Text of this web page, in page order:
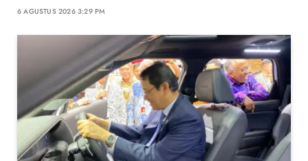
6 AGUSTUS 2026 3:29 PM